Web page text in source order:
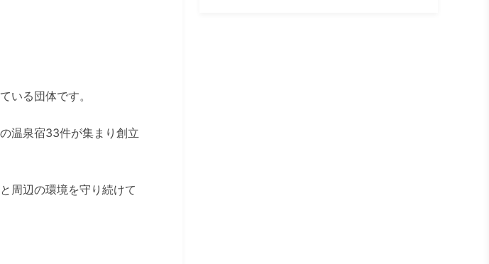
いる団体です。
温泉宿33件が集まり創立
周辺の環境を守り続けて